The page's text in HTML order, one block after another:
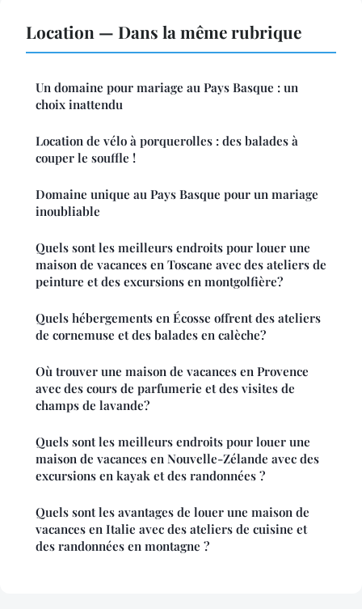
Location — Dans la même rubrique
Un domaine pour mariage au Pays Basque : un
choix inattendu
Location de vélo à porquerolles : des balades à
couper le souffle !
Domaine unique au Pays Basque pour un mariage
inoubliable
Quels sont les meilleurs endroits pour louer une
maison de vacances en Toscane avec des ateliers de
peinture et des excursions en montgolfière?
Quels hébergements en Écosse offrent des ateliers
de cornemuse et des balades en calèche?
Où trouver une maison de vacances en Provence
avec des cours de parfumerie et des visites de
champs de lavande?
Quels sont les meilleurs endroits pour louer une
maison de vacances en Nouvelle-Zélande avec des
excursions en kayak et des randonnées ?
Quels sont les avantages de louer une maison de
vacances en Italie avec des ateliers de cuisine et
des randonnées en montagne ?